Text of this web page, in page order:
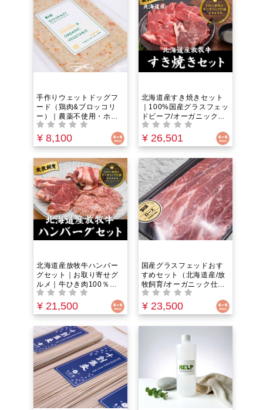
ットにやさしい。85℃以
下の低温調理 で栄養成分
ぎっしり！
ットにやさしい。85℃以
下の低温調理 で栄養成分
ぎっしり！
手作りウェットドッグフ
ード（鶏肉&ブロッコリ
ー）｜農薬不使用・ホル
モン剤不使用・抗生物質
フリー｜野菜とお肉の水
分のみ！うまみ100%のウ
フリー＆ペットにやさし
い。85℃以下の低温調
理 で栄養成分ぎっしり！
¥ 8,100
北海道産すき焼きセット
｜100%国産グラスフェッ
ドビーフ/オーガニック仕
様【一度食べたら忘れら
れない！】希少な放牧牛
のすき焼きをご自宅で。
¥ 26,501
北海道産放牧牛ハンバー
グセット｜お取り寄せグ
ルメ｜牛ひき肉100％グ
ラスフェッドビーフでつ
くる国産オーガニック仕
様のハンバーグをご自宅
大切な人の健康を守る。
¥ 21,500
国産グラスフェッドおす
すめセット（北海道産/放
牧飼育/オーガニック仕
様）お取り寄せグルメで
幸せ気分。家族や自分へ
のご褒美にの特別時間を
¥ 23,500